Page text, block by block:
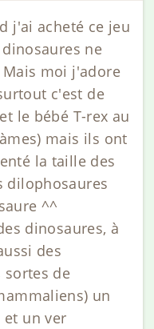
j'ai acheté ce jeu
ne
moi j'adore
c'est de
le bébé T-rex au
mais ils ont
la taille des
dilophosaures
^^
dinosaures, à
des
sortes de
un
et un ver